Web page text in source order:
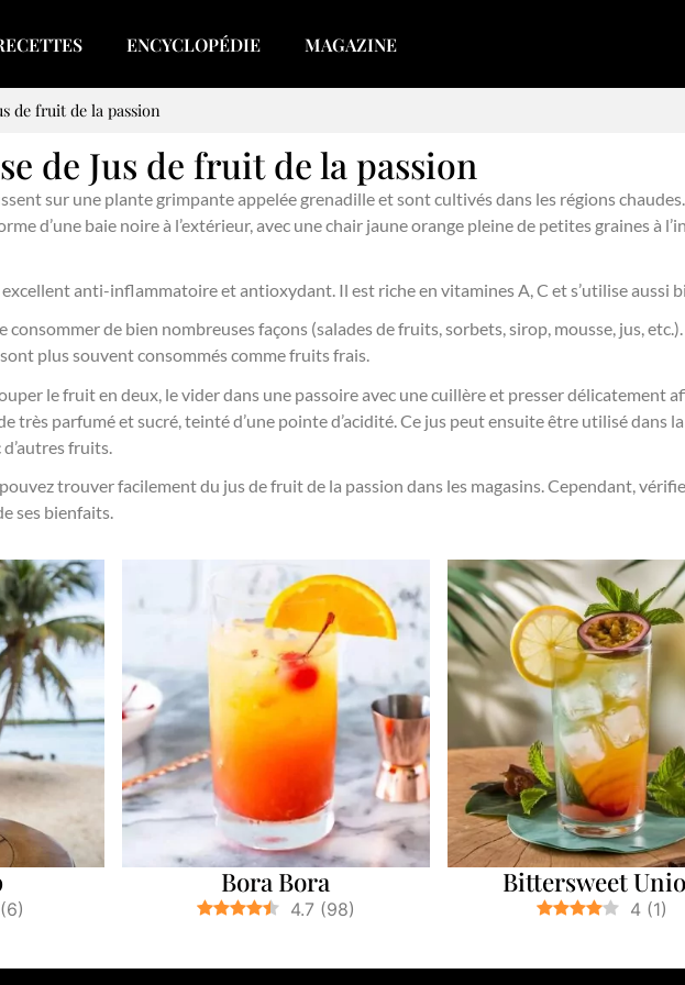
ENCYCLOPÉDIE MAGAZINE
de fruit de la passion
de Jus de fruit de la passion
sur une plante grimpante appelée grenadille et sont cultivés dans les régions
d’une baie noire à l’extérieur, avec une chair jaune orange pleine de petites graines à
anti-inflammatoire et antioxydant. Il est riche en vitamines A, C et s’utilise aussi
consommer de bien nombreuses façons (salades de fruits, sorbets, sirop, mousse, jus,
plus souvent consommés comme fruits frais.
le fruit en deux, le vider dans une passoire avec une cuillère et presser délicatement
très parfumé et sucré, teinté d’une pointe d’acidité. Ce jus peut ensuite être utilisé dans
fruits.
trouver facilement du jus de fruit de la passion dans les magasins. Cependant,
ses bienfaits.
(6)
Bora Bora
4.7 (98)
Bittersweet
4 (1)